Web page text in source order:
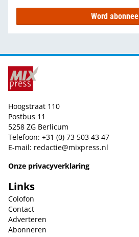
Word abonnee
Hoogstraat 110
Postbus 11
5258 ZG Berlicum
Telefoon: +31 (0) 73 503 43 47
E-mail: redactie@mixpress.nl
Onze privacyverklaring
Links
Colofon
Contact
Adverteren
Abonneren